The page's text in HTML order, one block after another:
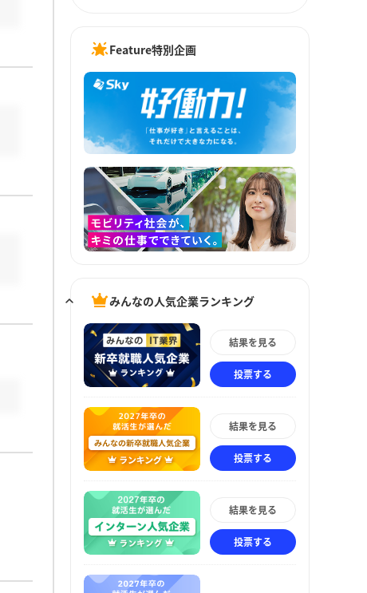
Feature特別企画
みんなの人気企業ランキング
結果を見る
投票する
結果を見る
投票する
結果を見る
投票する